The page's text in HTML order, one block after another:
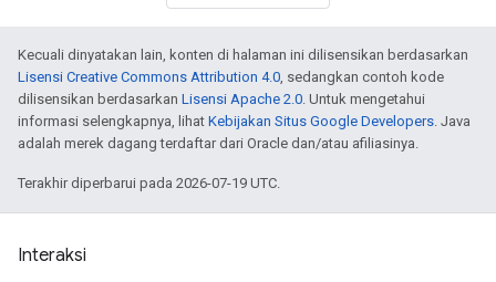
Kecuali dinyatakan lain, konten di halaman ini dilisensikan berdasarkan
Lisensi Creative Commons Attribution 4.0, sedangkan contoh kode
dilisensikan berdasarkan Lisensi Apache 2.0. Untuk mengetahui
informasi selengkapnya, lihat Kebijakan Situs Google Developers. Java
adalah merek dagang terdaftar dari Oracle dan/atau afiliasinya.
Terakhir diperbarui pada 2026-07-19 UTC.
Interaksi